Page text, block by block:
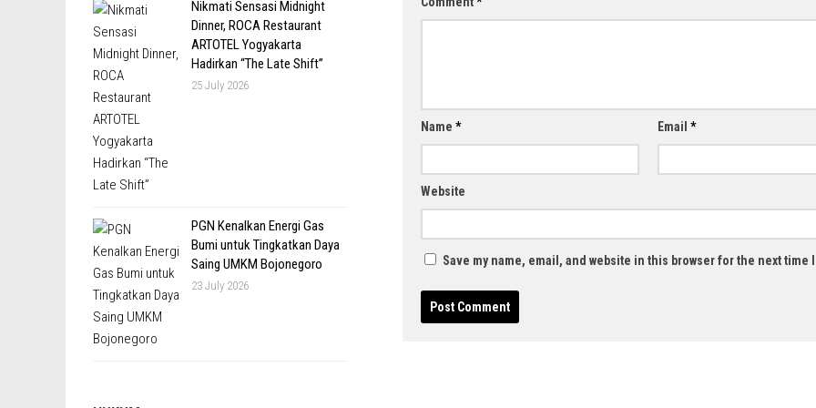
Name * Email *
Website
Save my name, email, and website in this browser for the next time
Nikmati Sensasi Midnight
Dinner, ROCA Restaurant
ARTOTEL Yogyakarta
Hadirkan “The Late Shift”
25 July 2026
PGN Kenalkan Energi Gas
Bumi untuk Tingkatkan Daya
Saing UMKM Bojonegoro
23 July 2026